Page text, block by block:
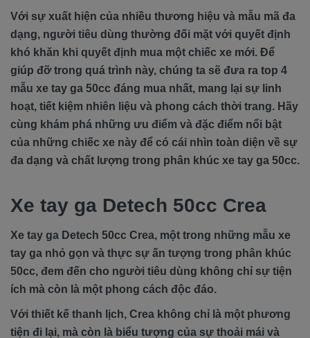
Với sự xuất hiện của nhiều thương hiệu và mẫu mã đa
dạng, người tiêu dùng thường đối mặt với quyết định
khó khăn khi quyết định mua một chiếc xe mới. Để
giúp đỡ trong quá trình này, chúng ta sẽ đưa ra top 4
mẫu xe tay ga 50cc đáng mua nhất, mang lại sự linh
hoạt, tiết kiệm nhiên liệu và phong cách thời trang. Hãy
cùng khám phá những ưu điểm và đặc điểm nổi bật
của những chiếc xe này để có cái nhìn toàn diện về sự
đa dạng và chất lượng trong phân khúc xe tay ga 50cc.
Xe tay ga Detech 50cc Crea
Xe tay ga Detech 50cc Crea, một trong những mẫu xe
tay ga nhỏ gọn và thực sự ấn tượng trong phân khúc
50cc, đem đến cho người tiêu dùng không chỉ sự tiện
ích mà còn là một phong cách độc đáo.
Với thiết kế thanh lịch, Crea không chỉ là một phương
tiện đi lại, mà còn là biểu tượng của sự thoải mái và